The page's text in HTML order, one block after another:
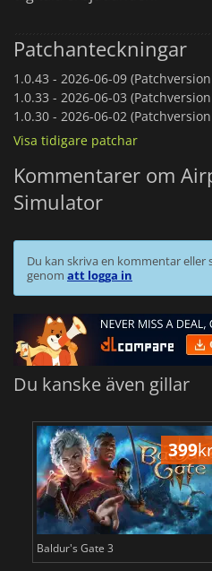
Patchanteckningar
1.0.43 - 2026-06-09
1.0.33 - 2026-06-03
1.0.30 - 2026-06-02
Visa tidigare patchar
Kommentarer om
Simulator
Du kan skriva en kommentar eller
genom att logga in
Du kanske även gillar
399
Baldur's Gate 3